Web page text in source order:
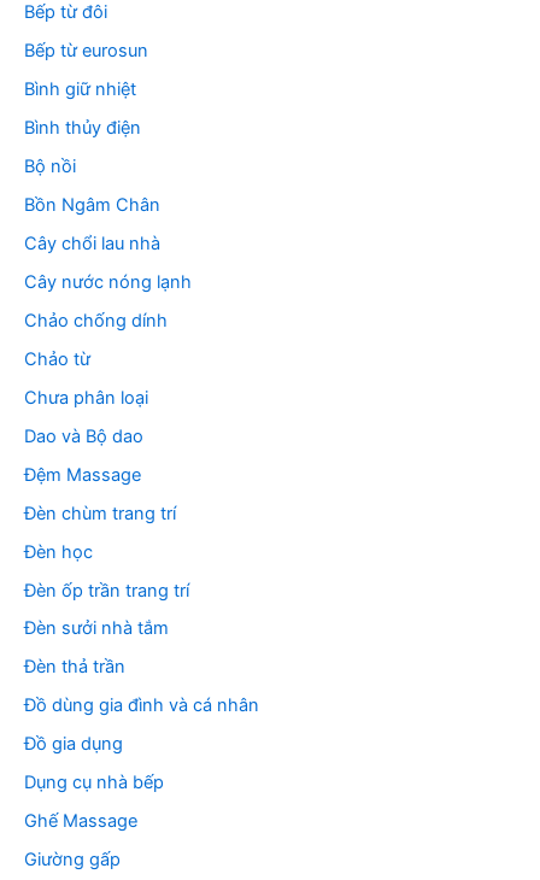
Bếp từ đôi
Bếp từ eurosun
Bình giữ nhiệt
Bình thủy điện
Bộ nồi
Bồn Ngâm Chân
Cây chổi lau nhà
Cây nước nóng lạnh
Chảo chống dính
Chảo từ
Chưa phân loại
Dao và Bộ dao
Đệm Massage
Đèn chùm trang trí
Đèn học
Đèn ốp trần trang trí
Đèn sưởi nhà tắm
Đèn thả trần
Đồ dùng gia đình và cá nhân
Đồ gia dụng
Dụng cụ nhà bếp
Ghế Massage
Giường gấp